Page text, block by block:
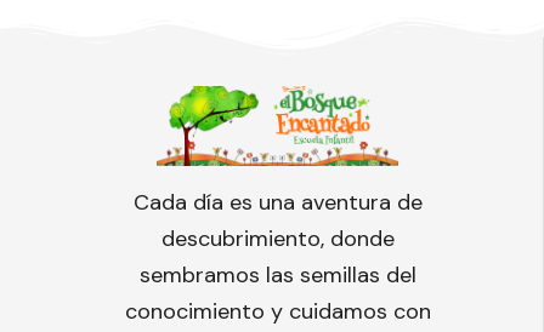
Cada día es una aventura de
descubrimiento, donde
sembramos las semillas del
conocimiento y cuidamos con